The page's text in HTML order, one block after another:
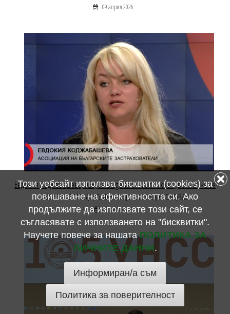
09 април 2026
Евдокия Коджабашева, АБЗ, за Bulgaria ON AIR: Рискът „война“ не се
покрива от стандартните застраховки при пътуване
31 март 2026
Този уебсайт използва бисквитки (cookies) за
повишаване на ефективността си. Ако
продължите да използвате този сайт, се
съгласявате с използването на "бисквитки".
Научете повече за нашатаПОЛИТИКА ЗА
ЛИЧНИТЕ ДАННИ.
Информиран/а съм
Политика за поверителност